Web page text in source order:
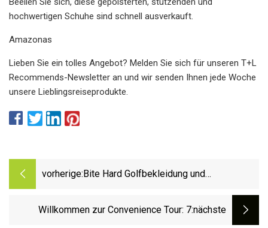
hochwertigen Schuhe sind schnell ausverkauft.
Amazonas
Lieben Sie ein tolles Angebot? Melden Sie sich für unseren T+L
Recommends-Newsletter an und wir senden Ihnen jede Woche
unsere Lieblingsreiseprodukte.
vorherige: Bite Hard Golfbekleidung und
Willkommen zur Convenience Tour: 7:nächste